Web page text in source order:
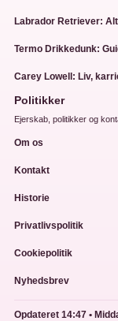
Labrador Retriever:
Termo Drikkedunk:
Carey Lowell: Liv,
Politikker
Ejerskab, politikker og
Om os
Kontakt
Historie
Privatlivspolitik
Cookiepolitik
Nyhedsbrev
Opdateret 14:47 •